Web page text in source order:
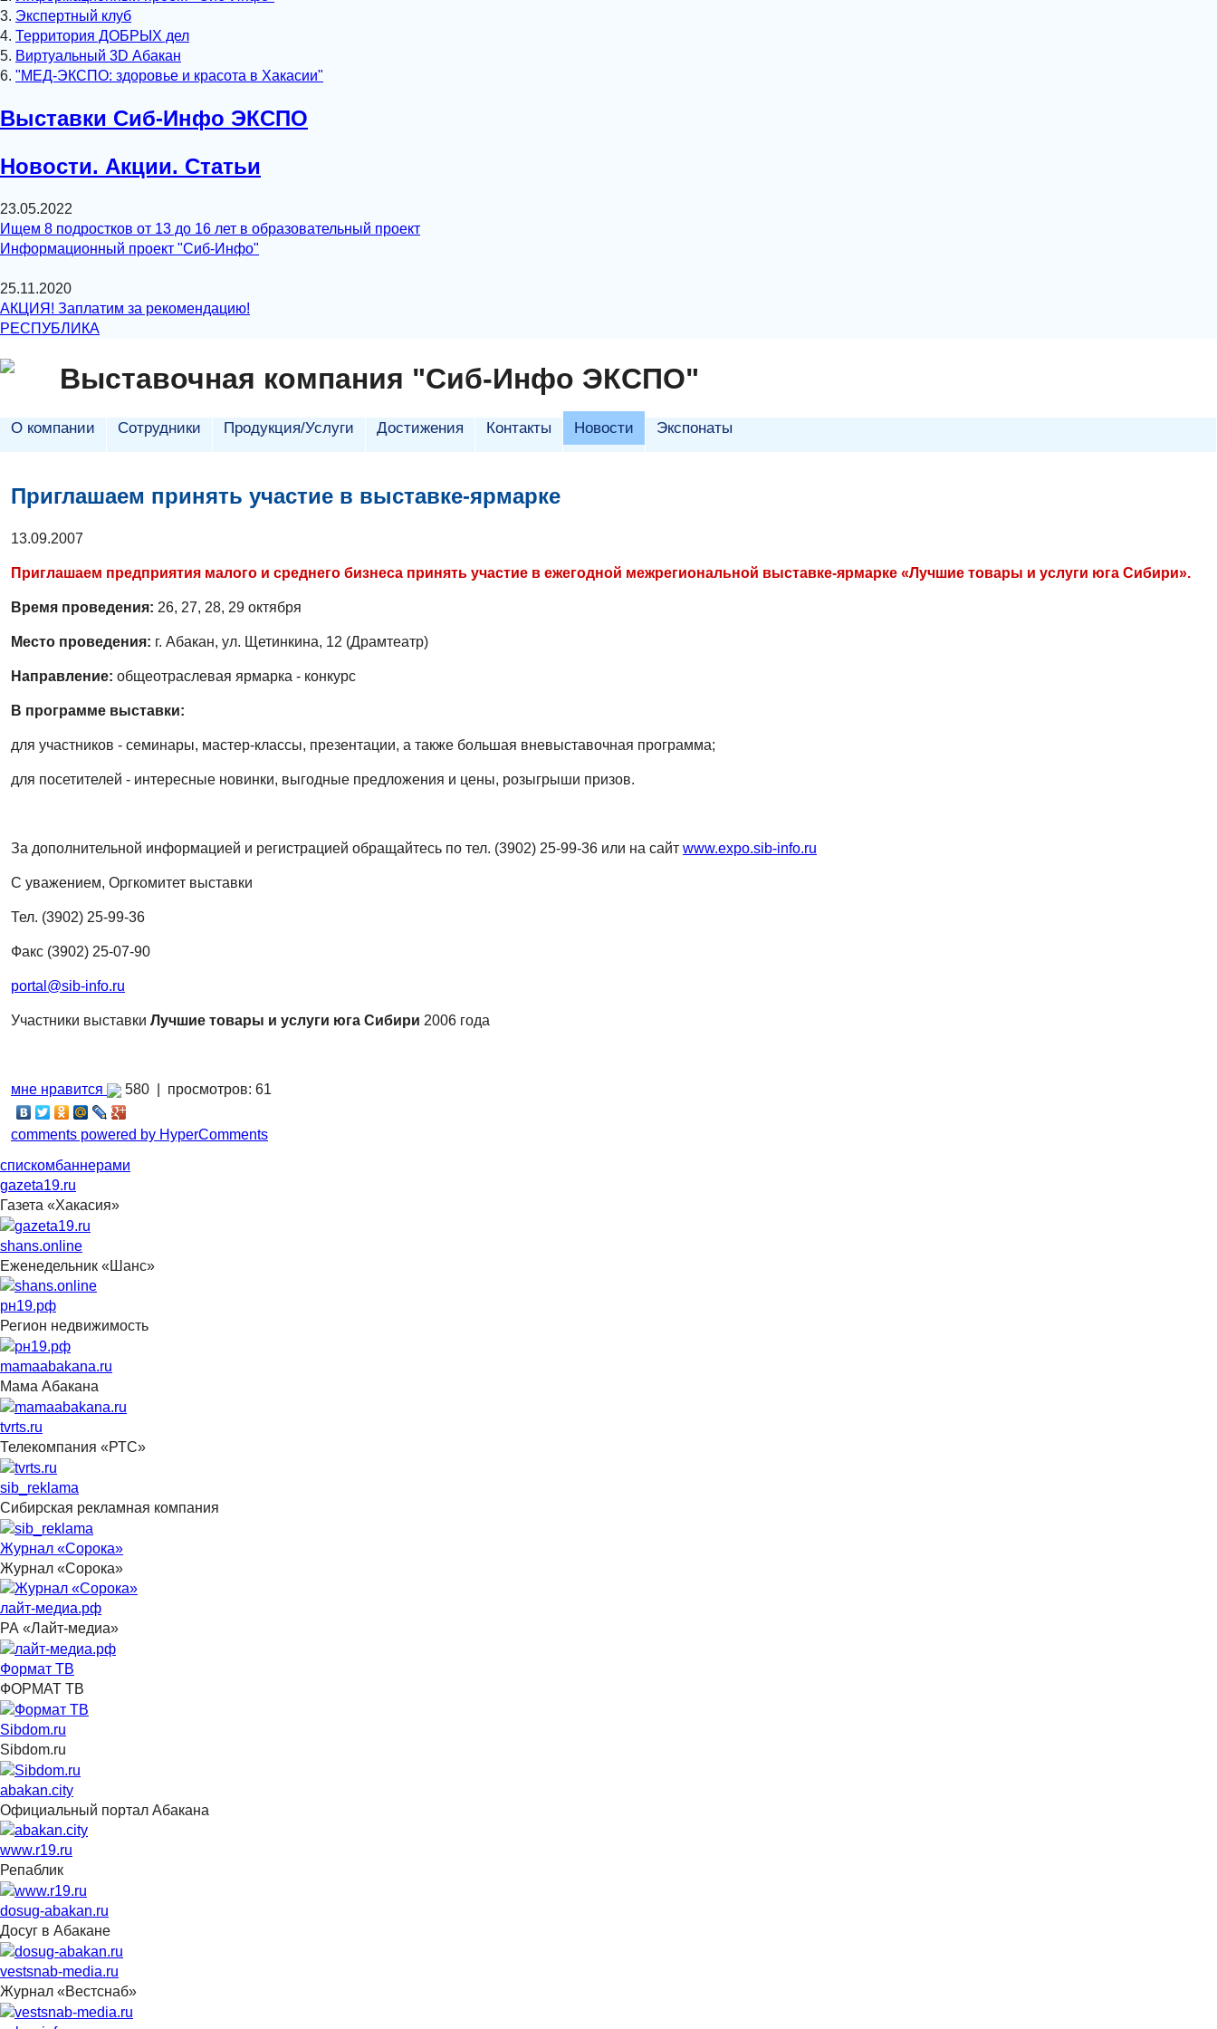
3. Экспертный клуб
4. Территория ДОБРЫХ дел
5. Виртуальный 3D Абакан
6. "МЕД-ЭКСПО: здоровье и красота в Хакасии"
Выставки Сиб-Инфо ЭКСПО
Новости. Акции. Статьи
23.05.2022
Ищем 8 подростков от 13 до 16 лет в образовательный проект
Информационный проект "Сиб-Инфо"
25.11.2020
АКЦИЯ! Заплатим за рекомендацию!
РЕСПУБЛИКА
Выставочная компания "Сиб-Инфо ЭКСПО"
О компании Сотрудники Продукция/Услуги Достижения Контакты Новости Экспонаты
Приглашаем принять участие в выставке-ярмарке
13.09.2007
Приглашаем предприятия малого и среднего бизнеса принять участие в ежегодной межрегиональной выставке-ярмарке «Лучшие товары и услуги юга Сибири».
Время проведения: 26, 27, 28, 29 октября
Место проведения: г. Абакан, ул. Щетинкина, 12 (Драмтеатр)
Направление: общеотраслевая ярмарка - конкурс
В программе выставки:
для участников - семинары, мастер-классы, презентации, а также большая вневыставочная программа;
для посетителей - интересные новинки, выгодные предложения и цены, розыгрыши призов.
За дополнительной информацией и регистрацией обращайтесь по тел. (3902) 25-99-36 или на сайт www.expo.sib-info.ru
С уважением, Оргкомитет выставки
Тел. (3902) 25-99-36
Факс (3902) 25-07-90
portal@sib-info.ru
Участники выставки Лучшие товары и услуги юга Сибири 2006 года
мне нравится 580 | просмотров: 61
comments powered by HyperComments
спискомбаннерами
gazeta19.ru
Газета «Хакасия»
shans.online
Еженедельник «Шанс»
рн19.рф
Регион недвижимость
mamaabakana.ru
Мама Абакана
tvrts.ru
Телекомпания «РТС»
sib_reklama
Сибирская рекламная компания
Журнал «Сорока»
Журнал «Сорока»
лайт-медиа.рф
РА «Лайт-медиа»
Формат ТВ
ФОРМАТ ТВ
Sibdom.ru
Sibdom.ru
abakan.city
Официальный портал Абакана
www.r19.ru
Репаблик
dosug-abakan.ru
Досуг в Абакане
vestsnab-media.ru
Журнал «Вестснаб»